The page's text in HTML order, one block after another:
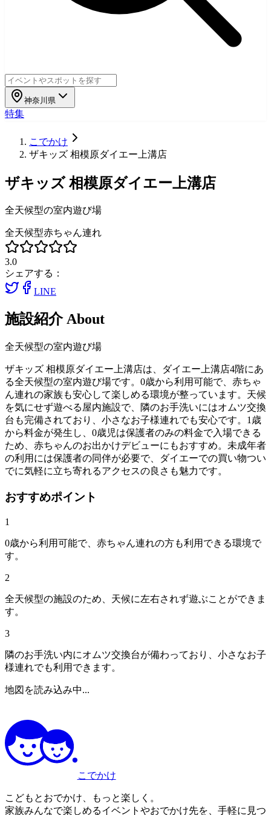
神奈川県
特集
こでかけ
ザキッズ 相模原ダイエー上溝店
ザキッズ 相模原ダイエー上溝店
全天候型の室内遊び場
全天候型赤ちゃん連れ
3.0
シェアする：
LINE
施設紹介 About
全天候型の室内遊び場
ザキッズ 相模原ダイエー上溝店は、ダイエー上溝店4階にあ
る全天候型の室内遊び場です。0歳から利用可能で、赤ちゃ
ん連れの家族も安心して楽しめる環境が整っています。天候
を気にせず遊べる屋内施設で、隣のお手洗いにはオムツ交換
台も完備されており、小さなお子様連れでも安心です。1歳
から料金が発生し、0歳児は保護者のみの料金で入場できる
ため、赤ちゃんのお出かけデビューにもおすすめ。未成年者
の利用には保護者の同伴が必要で、ダイエーでの買い物つい
でに気軽に立ち寄れるアクセスの良さも魅力です。
おすすめポイント
1
0歳から利用可能で、赤ちゃん連れの方も利用できる環境で
す。
2
全天候型の施設のため、天候に左右されず遊ぶことができま
す。
3
隣のお手洗い内にオムツ交換台が備わっており、小さなお子
様連れでも利用できます。
地図を読み込み中...
こでかけ
こどもとおでかけ、もっと楽しく。
家族みんなで楽しめるイベントやおでかけ先を、手軽に見つ